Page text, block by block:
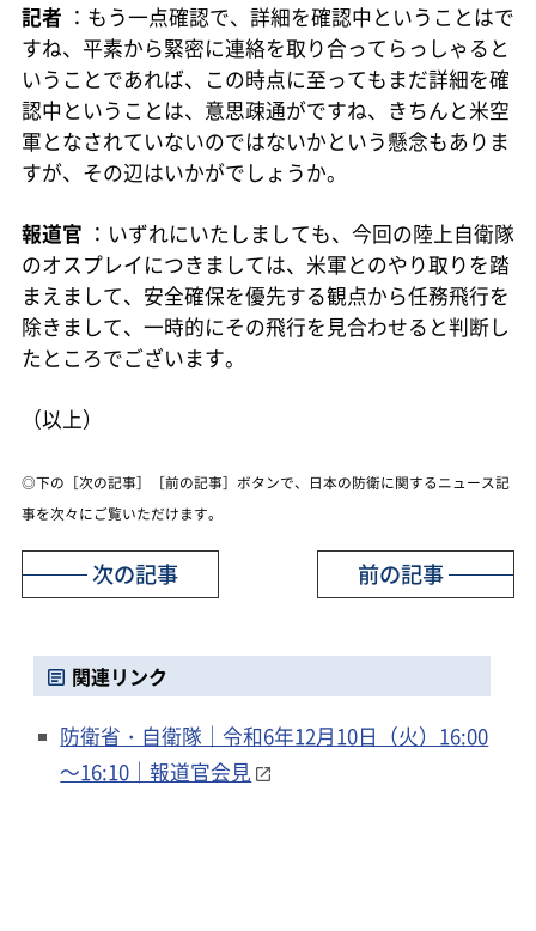
記者 ：もう一点確認で、詳細を確認中ということはで
すね、平素から緊密に連絡を取り合ってらっしゃると
いうことであれば、この時点に至ってもまだ詳細を確
認中ということは、意思疎通がですね、きちんと米空
軍となされていないのではないかという懸念もありま
すが、その辺はいかがでしょうか。
報道官 ：いずれにいたしましても、今回の陸上自衛隊
のオスプレイにつきましては、米軍とのやり取りを踏
まえまして、安全確保を優先する観点から任務飛行を
除きまして、一時的にその飛行を見合わせると判断し
たところでございます。
（以上）
◎下の［次の記事］［前の記事］ボタンで、日本の防衛に関するニュース記
事を次々にご覧いただけます。
前の記事
次の記事
関連リンク
防衛省・自衛隊｜令和6年12月10日（火）16:00
～16:10｜報道官会見